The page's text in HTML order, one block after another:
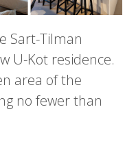
Sart-Tilman
U-Kot residence.
area of the
no fewer than